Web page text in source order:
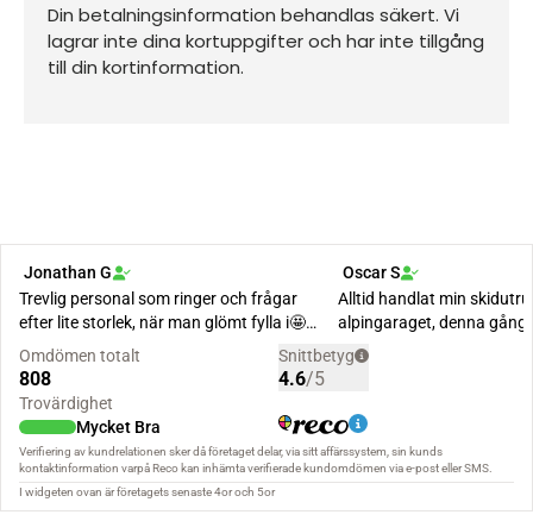
Din betalningsinformation behandlas säkert. Vi
lagrar inte dina kortuppgifter och har inte tillgång
till din kortinformation.